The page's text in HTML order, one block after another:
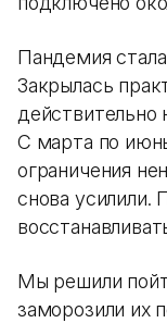
Пандемия
Закрылась
действительно
С марта по
ограничения
снова усилили.
Мы решили
заморозили их